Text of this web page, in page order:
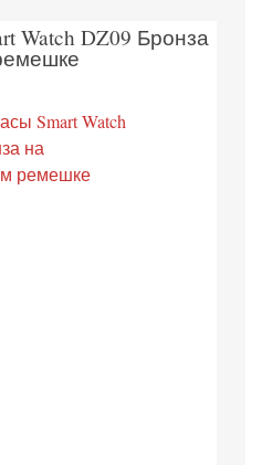
Watch DZ09 Бронза